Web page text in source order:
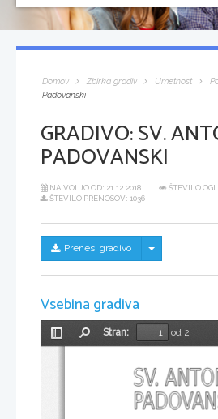
Domov Zbirka gradiv Umetnost
Padovanski
GRADIVO:SV.
PADOVANSKI
NA VOLJO OD: 21.12.2018
ŠTEVILO
ŠTEVILO PRENOSOV: 1036
Prenesi gradivo Skrij/prikaži
Vsebina gradiva
Preklopi
Stran:
od 2